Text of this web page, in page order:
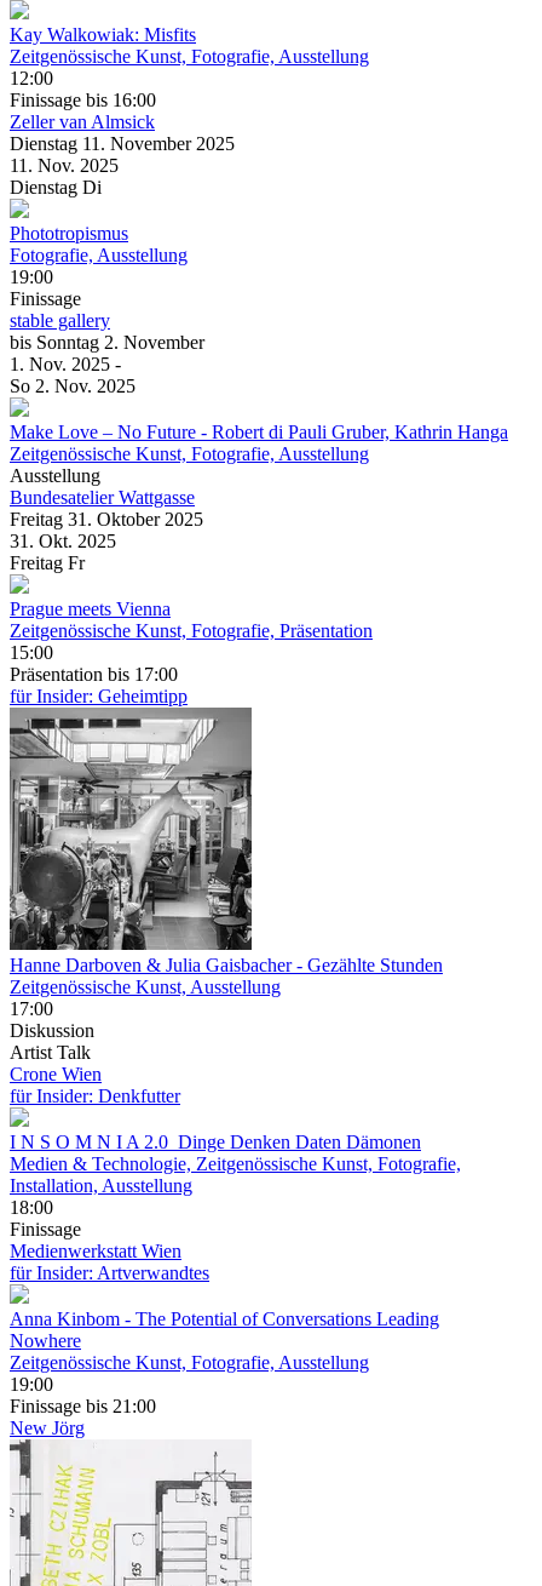
Kay Walkowiak: Misfits
Zeitgenössische Kunst, Fotografie, Ausstellung
12:00
Finissage bis 16:00
Zeller van Almsick
Dienstag 11. November 2025
11. Nov. 2025
Dienstag Di
Phototropismus
Fotografie, Ausstellung
19:00
Finissage
stable gallery
bis Sonntag 2. November
1. Nov. 2025 -
So 2. Nov. 2025
Make Love – No Future - Robert di Pauli Gruber, Kathrin Hanga
Zeitgenössische Kunst, Fotografie, Ausstellung
Ausstellung
Bundesatelier Wattgasse
Freitag 31. Oktober 2025
31. Okt. 2025
Freitag Fr
Prague meets Vienna
Zeitgenössische Kunst, Fotografie, Präsentation
15:00
Präsentation bis 17:00
für Insider: Geheimtipp
Hanne Darboven & Julia Gaisbacher- Gezählte Stunden
Zeitgenössische Kunst, Ausstellung
17:00
Diskussion
Artist Talk
Crone Wien
für Insider: Denkfutter
I N S O M N I A 2.0_Dinge Denken Daten Dämonen
Medien & Technologie, Zeitgenössische Kunst, Fotografie,
Installation, Ausstellung
18:00
Finissage
Medienwerkstatt Wien
für Insider: Artverwandtes
Anna Kinbom - The Potential of Conversations Leading
Nowhere
Zeitgenössische Kunst, Fotografie, Ausstellung
19:00
Finissage bis 21:00
New Jörg